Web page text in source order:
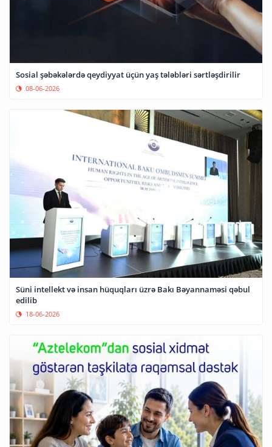
Sosial şəbəkələrdə qeydiyyat üçün yaş tələbləri sərtləşdirilir
08-06-2026
Süni intellekt və insan hüquqları üzrə Bakı Bəyannaməsi qəbul
edilib
18-06-2026